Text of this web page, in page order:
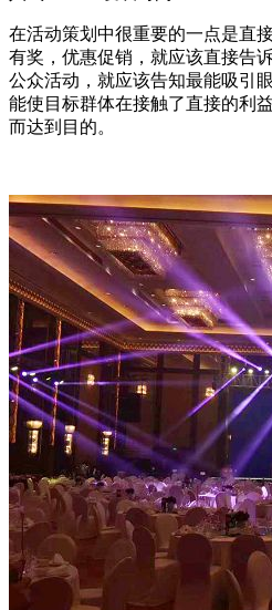
在活动策划中很重要的一点是直
有奖，优惠促销，就应该直接告
公众活动，就应该告知最能吸引
能使目标群体在接触了直接的利
而达到目的。